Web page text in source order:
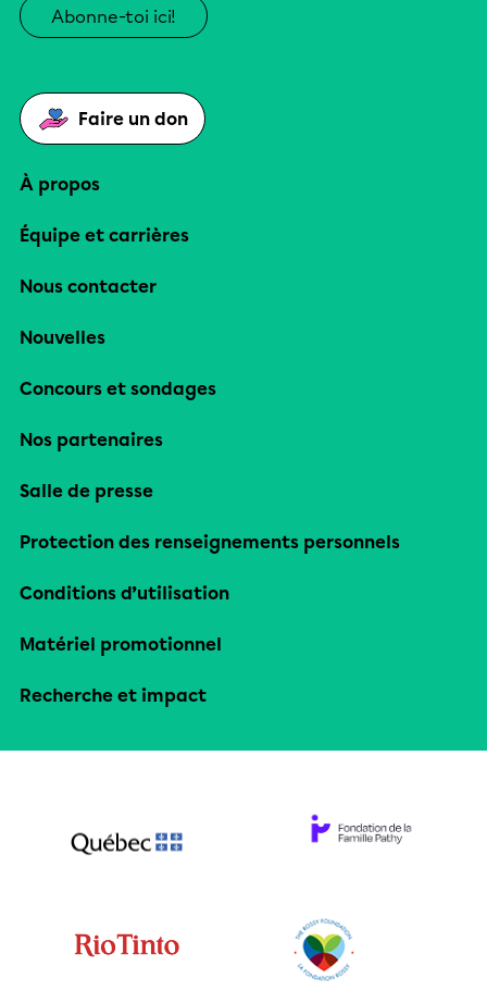
Abonne-toi ici!
Faire un don
À propos
Équipe et carrières
Nous contacter
Nouvelles
Concours et sondages
Nos partenaires
Salle de presse
Protection des renseignements personnels
Conditions d’utilisation
Matériel promotionnel
Recherche et impact